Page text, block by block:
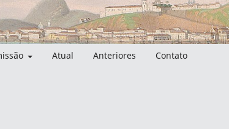
Atual Anteriores Contato